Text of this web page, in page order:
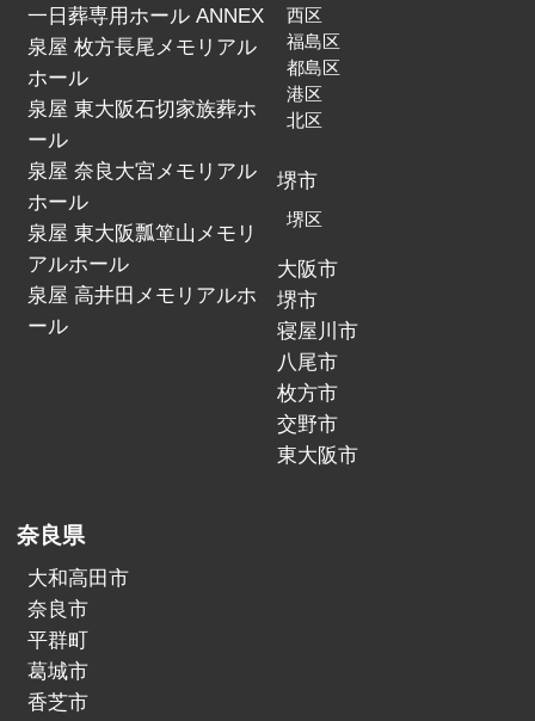
一日葬専用ホール ANNEX
泉屋 枚方長尾メモリアル
ホール
泉屋 東大阪石切家族葬ホ
ール
泉屋 奈良大宮メモリアル
ホール
泉屋 東大阪瓢箪山メモリ
アルホール
泉屋 高井田メモリアルホ
ール
西区
福島区
都島区
港区
北区
堺市
堺区
大阪市
堺市
寝屋川市
八尾市
枚方市
交野市
東大阪市
奈良県
大和高田市
奈良市
平群町
葛城市
香芝市